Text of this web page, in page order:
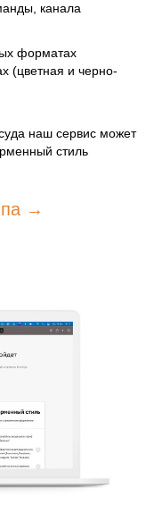
канала
форматах
(цветная и черно-
наш сервис может
стиль